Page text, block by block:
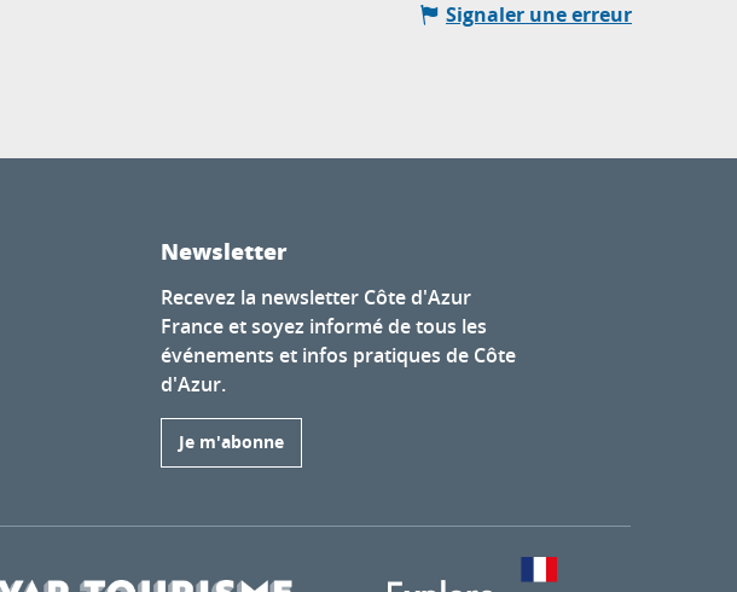
Signaler une erreur
Newsletter
Recevez la newsletter Côte d'Azur
France et soyez informé de tous les
événements et infos pratiques de Côte
d'Azur.
Je m'abonne